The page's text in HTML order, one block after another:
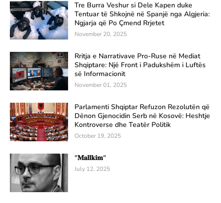
Tre Burra Veshur si Dele Kapen duke
Tentuar të Shkojnë në Spanjë nga Algjeria:
Ngjarja që Po Çmend Rrjetet
November 20, 2025
Rritja e Narrativave Pro-Ruse në Mediat
Shqiptare: Një Front i Padukshëm i Luftës
së Informacionit
November 01, 2025
Parlamenti Shqiptar Refuzon Rezolutën që
Dënon Gjenocidin Serb në Kosovë: Heshtje
Kontroverse dhe Teatër Politik
October 19, 2025
"𝐌𝐚𝐥𝐥𝐤𝐢𝐦"
July 12, 2025